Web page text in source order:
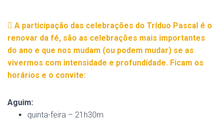
A participação das celebrações do Tríduo Pascal é o
renovar da fé, são as celebrações mais importantes
do ano e que nos mudam (ou podem mudar) se as
vivermos com intensidade e profundidade. Ficam os
horários e o convite:
Aguim:
quinta-feira – 21h30m